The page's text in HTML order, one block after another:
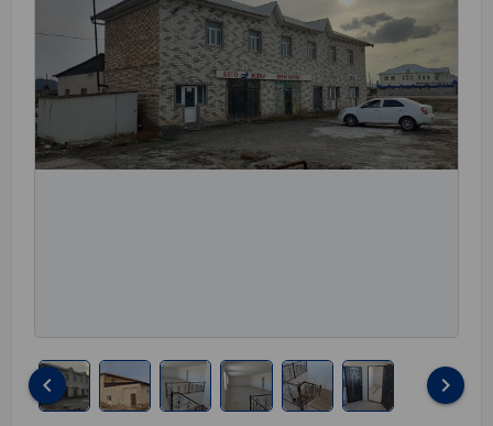
keyboard_arrow_left keyboard_arrow_right